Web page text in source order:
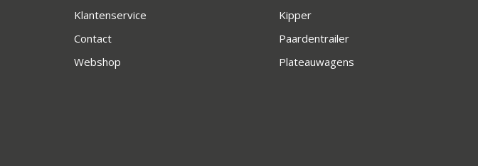
Klantenservice
Contact
Webshop
Kipper
Paardentrailer
Plateauwagens